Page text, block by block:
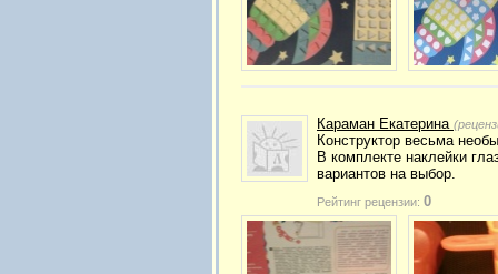
Караман Екатерина
Конструктор весьма
В комплекте наклейки
вариантов на выбор.
Рейтинг рецензии: 0